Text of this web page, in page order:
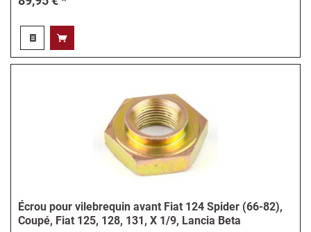
Écrou pour vilebrequin avant Fiat 124 Spider (66-82),
Coupé, Fiat 125, 128, 131, X 1/9, Lancia Beta